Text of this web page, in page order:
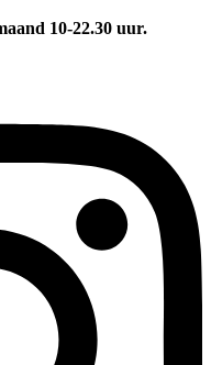
10-22.30 uur.